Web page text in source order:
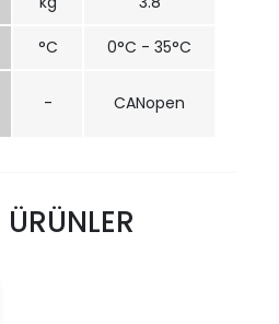
°C 0°C - 35°C
- CANopen
ÜRÜNLER